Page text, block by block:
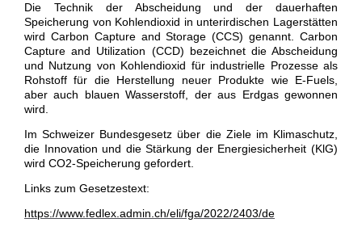
Die Technik der Abscheidung und der dauerhaften
Speicherung von Kohlendioxid in unterirdischen Lagerstätten
wird Carbon Capture and Storage (CCS) genannt. Carbon
Capture and Utilization (CCD) bezeichnet die Abscheidung
und Nutzung von Kohlendioxid für industrielle Prozesse als
Rohstoff für die Herstellung neuer Produkte wie E-Fuels,
aber auch blauen Wasserstoff, der aus Erdgas gewonnen
wird.
Im Schweizer Bundesgesetz über die Ziele im Klimaschutz,
die Innovation und die Stärkung der Energiesicherheit (KlG)
wird CO2-Speicherung gefordert.
Links zum Gesetzestext:
https://www.fedlex.admin.ch/eli/fga/2022/2403/de